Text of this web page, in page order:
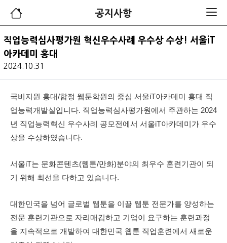
공지사항
직업능력심사평가원 혁신우수사례 우수상 수상! 서울iT
아카데미 홍대
2024.10.31
국비지원 홍대/합정 웹툰학원의 중심 서울iT아카데미 홍대 직
업능력개발실입니다. 직업능력심사평가원에서 주관하는 2024
년 직업능력혁신 우수사례 공모전에서 서울iT아카데미가 우수
상을 수상하였습니다.
서울iT는 문화콘텐츠(웹툰/만화)분야의 최우수 훈련기관이 되
기 위해 최선을 다하고 있습니다.
대한민국을 넘어 글로벌 웹툰을 이끌 웹툰 전문가를 양성하는
전문 훈련기관으로 자리매김하고 기업이 요구하는 훈련과정
을 지속적으로 개발하여 대한민국 웹툰 직업훈련에서 새로운